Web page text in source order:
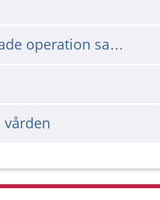
Frågor om din planerade operation samt väntelistan inför operation
vården